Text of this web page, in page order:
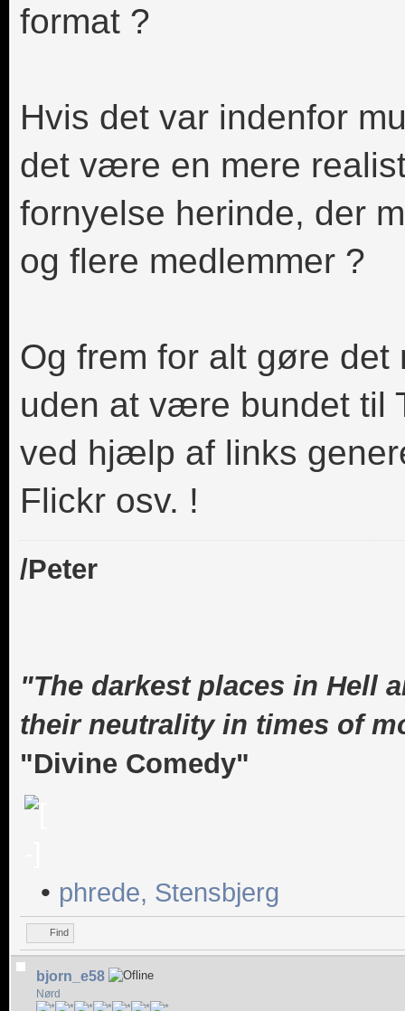
format ?
Hvis det var indenfor
det være en mere
fornyelse herinde, der
og flere medlemmer ?
Og frem for alt gøre det
uden at være bundet til
ved hjælp af links
Flickr osv. !
/Peter
"The darkest places in Hell
their neutrality in times of
"Divine Comedy"
• phrede, Stensbjerg
Find
bjorn_e58
Nørd